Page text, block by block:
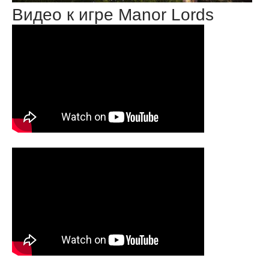
Видео к игре Manor Lords